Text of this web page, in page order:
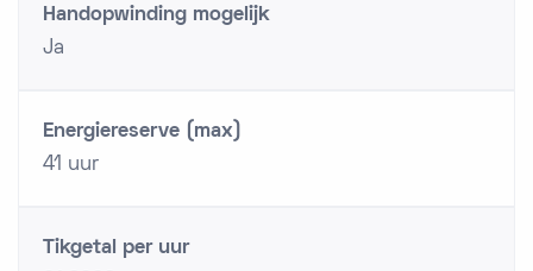
Handopwinding mogelijk
Ja
Energiereserve (max)
41 uur
Tikgetal per uur